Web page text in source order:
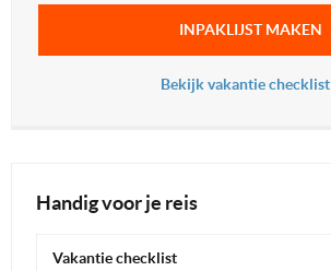
INPAKLIJST MAKEN
Bekijk vakantie checklist
Handig voor je reis
Vakantie checklist